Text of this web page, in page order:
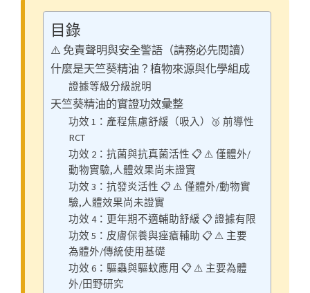
目錄
⚠️ 免責聲明與安全警語（請務必先閱讀）
什麼是天竺葵精油？植物來源與化學組成
證據等級分級說明
天竺葵精油的實證功效彙整
功效 1：產程焦慮舒緩（吸入）🥉 前導性
RCT
功效 2：抗菌與抗真菌活性 📋 ⚠️ 僅體外/
動物實驗,人體效果尚未證實
功效 3：抗發炎活性 📋 ⚠️ 僅體外/動物實
驗,人體效果尚未證實
功效 4：更年期不適輔助舒緩 📋 證據有限
功效 5：皮膚保養與痤瘡輔助 📋 ⚠️ 主要
為體外/傳統使用基礎
功效 6：驅蟲與驅蚊應用 📋 ⚠️ 主要為體
外/田野研究